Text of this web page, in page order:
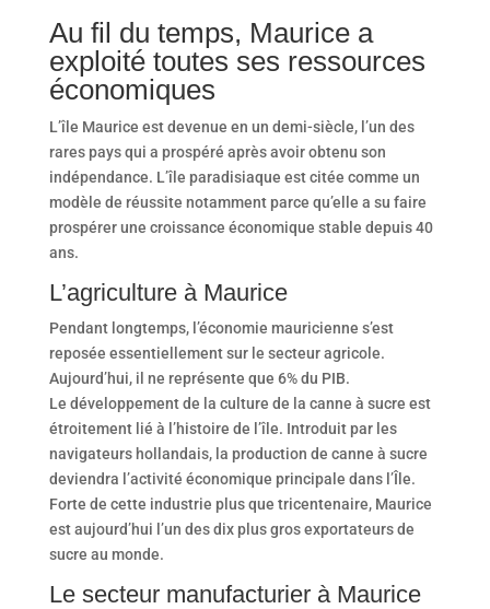
Au fil du temps, Maurice a
exploité toutes ses ressources
économiques
L’île Maurice est devenue en un demi-siècle, l’un des
rares pays qui a prospéré après avoir obtenu son
indépendance. L’île paradisiaque est citée comme un
modèle de réussite notamment parce qu’elle a su faire
prospérer une croissance économique stable depuis 40
ans.
L’agriculture à Maurice
Pendant longtemps, l’économie mauricienne s’est
reposée essentiellement sur le secteur agricole.
Aujourd’hui, il ne représente que 6% du PIB.
Le développement de la culture de la canne à sucre est
étroitement lié à l’histoire de l’île. Introduit par les
navigateurs hollandais, la production de canne à sucre
deviendra l’activité économique principale dans l’Île.
Forte de cette industrie plus que tricentenaire, Maurice
est aujourd’hui l’un des dix plus gros exportateurs de
sucre au monde.
Le secteur manufacturier à Maurice